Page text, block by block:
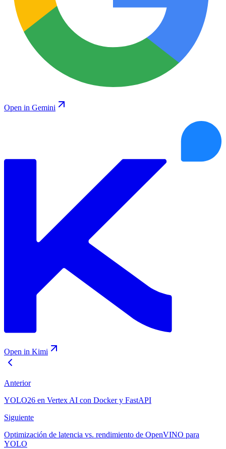
Open in Gemini
Open in Kimi
Anterior
YOLO26 en Vertex AI con Docker y FastAPI
Siguiente
Optimización de latencia vs. rendimiento de OpenVINO para
YOLO